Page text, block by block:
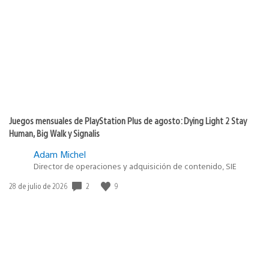
Juegos mensuales de PlayStation Plus de agosto: Dying Light 2 Stay
Human, Big Walk y Signalis
Adam Michel
Director de operaciones y adquisición de contenido, SIE
Fecha
28 de julio de 2026 2 9